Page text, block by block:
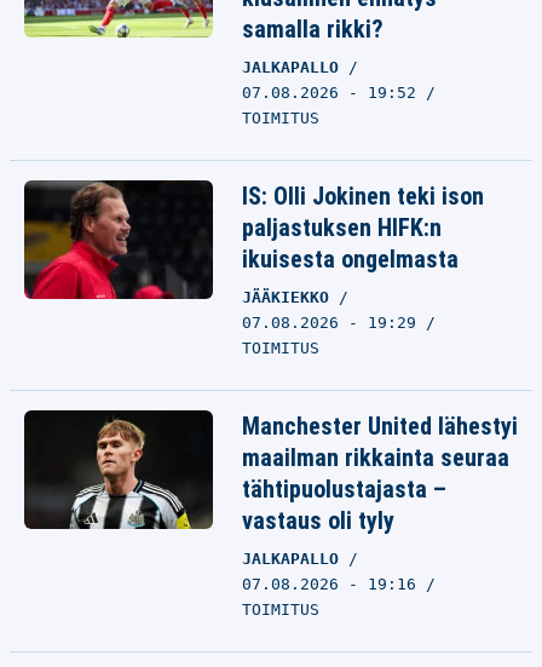
samalla rikki?
JALKAPALLO
07.08.2026 - 19:52
TOIMITUS
IS: Olli Jokinen teki ison
paljastuksen HIFK:n
ikuisesta ongelmasta
JÄÄKIEKKO
07.08.2026 - 19:29
TOIMITUS
Manchester United lähestyi
maailman rikkainta seuraa
tähtipuolustajasta –
vastaus oli tyly
JALKAPALLO
07.08.2026 - 19:16
TOIMITUS